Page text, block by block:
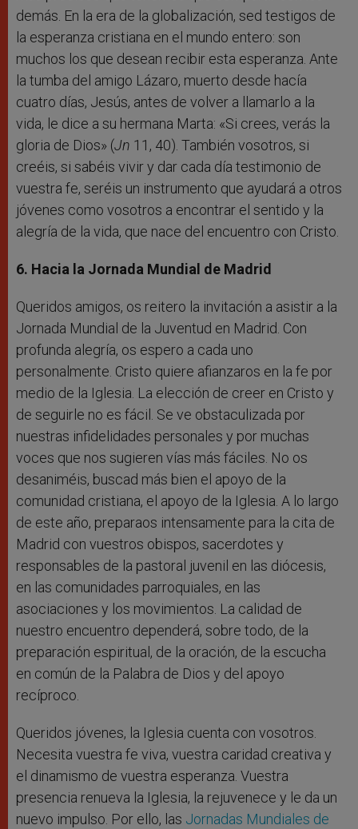
demás. En la era de la globalización, sed testigos de
la esperanza cristiana en el mundo entero: son
muchos los que desean recibir esta esperanza. Ante
la tumba del amigo Lázaro, muerto desde hacía
cuatro días, Jesús, antes de volver a llamarlo a la
vida, le dice a su hermana Marta: «Si crees, verás la
gloria de Dios» (Jn 11, 40). También vosotros, si
creéis, si sabéis vivir y dar cada día testimonio de
vuestra fe, seréis un instrumento que ayudará a otros
jóvenes como vosotros a encontrar el sentido y la
alegría de la vida, que nace del encuentro con Cristo.
6. Hacia la Jornada Mundial de Madrid
Queridos amigos, os reitero la invitación a asistir a la
Jornada Mundial de la Juventud en Madrid. Con
profunda alegría, os espero a cada uno
personalmente. Cristo quiere afianzaros en la fe por
medio de la Iglesia. La elección de creer en Cristo y
de seguirle no es fácil. Se ve obstaculizada por
nuestras infidelidades personales y por muchas
voces que nos sugieren vías más fáciles. No os
desaniméis, buscad más bien el apoyo de la
comunidad cristiana, el apoyo de la Iglesia. A lo largo
de este año, preparaos intensamente para la cita de
Madrid con vuestros obispos, sacerdotes y
responsables de la pastoral juvenil en las diócesis,
en las comunidades parroquiales, en las
asociaciones y los movimientos. La calidad de
nuestro encuentro dependerá, sobre todo, de la
preparación espiritual, de la oración, de la escucha
en común de la Palabra de Dios y del apoyo
recíproco.
Queridos jóvenes, la Iglesia cuenta con vosotros.
Necesita vuestra fe viva, vuestra caridad creativa y
el dinamismo de vuestra esperanza. Vuestra
presencia renueva la Iglesia, la rejuvenece y le da un
nuevo impulso. Por ello, las Jornadas Mundiales de